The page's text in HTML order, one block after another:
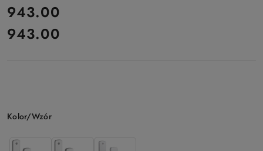
cena:
943.00
Cena:
943.00
Wariant
Kolor/Wzór